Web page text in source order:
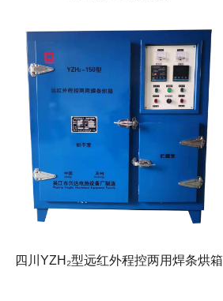
四川YZH₂型远红外程控两用焊条烘箱